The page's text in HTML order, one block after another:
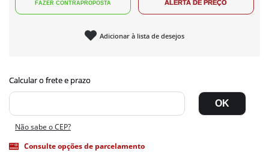
Adicionar à lista de desejos
Não sabe o CEP?
Consulte opções de parcelamento